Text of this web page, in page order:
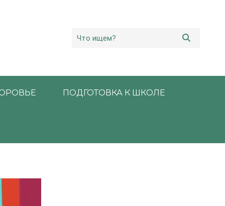
ПОДГОТОВКА К ШКОЛЕ